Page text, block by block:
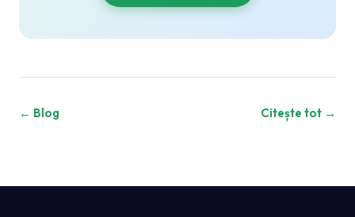
← Blog Citește tot →